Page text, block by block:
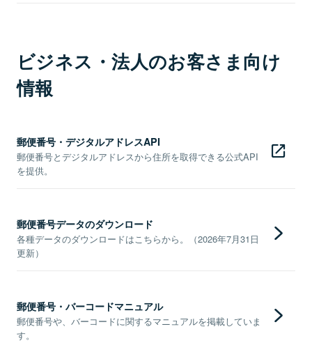
ビジネス・法人のお客さま向け
情報
郵便番号・デジタルアドレスAPI
郵便番号とデジタルアドレスから住所を取得できる公式API
を提供。
郵便番号データのダウンロード
各種データのダウンロードはこちらから。（2026年7月31日
更新）
郵便番号・バーコードマニュアル
郵便番号や、バーコードに関するマニュアルを掲載していま
す。